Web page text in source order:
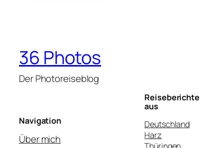
36 Photos
Der Photoreiseblog
Navigation
Über mich
Reiseberichte
aus
Deutschland
Harz